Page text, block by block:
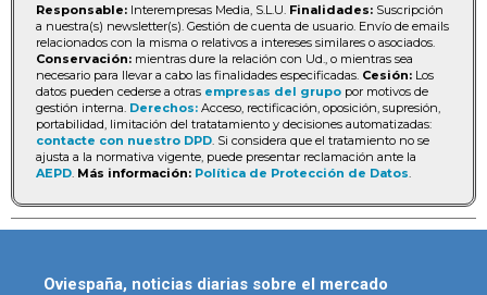
Responsable: Interempresas Media, S.L.U. Finalidades: Suscripción
a nuestra(s) newsletter(s). Gestión de cuenta de usuario. Envío de emails
relacionados con la misma o relativos a intereses similares o asociados.
Conservación: mientras dure la relación con Ud., o mientras sea
necesario para llevar a cabo las finalidades especificadas. Cesión: Los
datos pueden cederse a otras empresas del grupo por motivos de
gestión interna. Derechos: Acceso, rectificación, oposición, supresión,
portabilidad, limitación del tratatamiento y decisiones automatizadas:
contacte con nuestro DPD . Si considera que el tratamiento no se
ajusta a la normativa vigente, puede presentar reclamación ante la
AEPD Más información: Política de Protección de Datos
Oviespaña, noticias diarias sobre el mercado